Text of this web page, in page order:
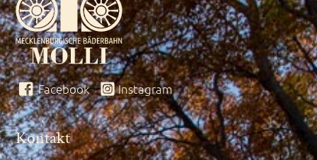
Facebook Instagram
Kontakt